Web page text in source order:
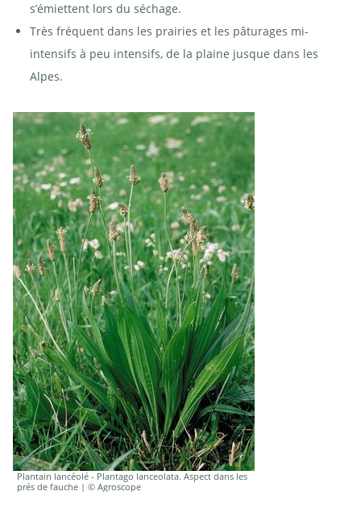
s’émiettent lors du séchage.
Très fréquent dans les prairies et les pâturages mi-
intensifs à peu intensifs, de la plaine jusque dans les
Alpes.
Plantain lancéolé - Plantago lanceolata. Aspect dans les
prés de fauche | © Agroscope